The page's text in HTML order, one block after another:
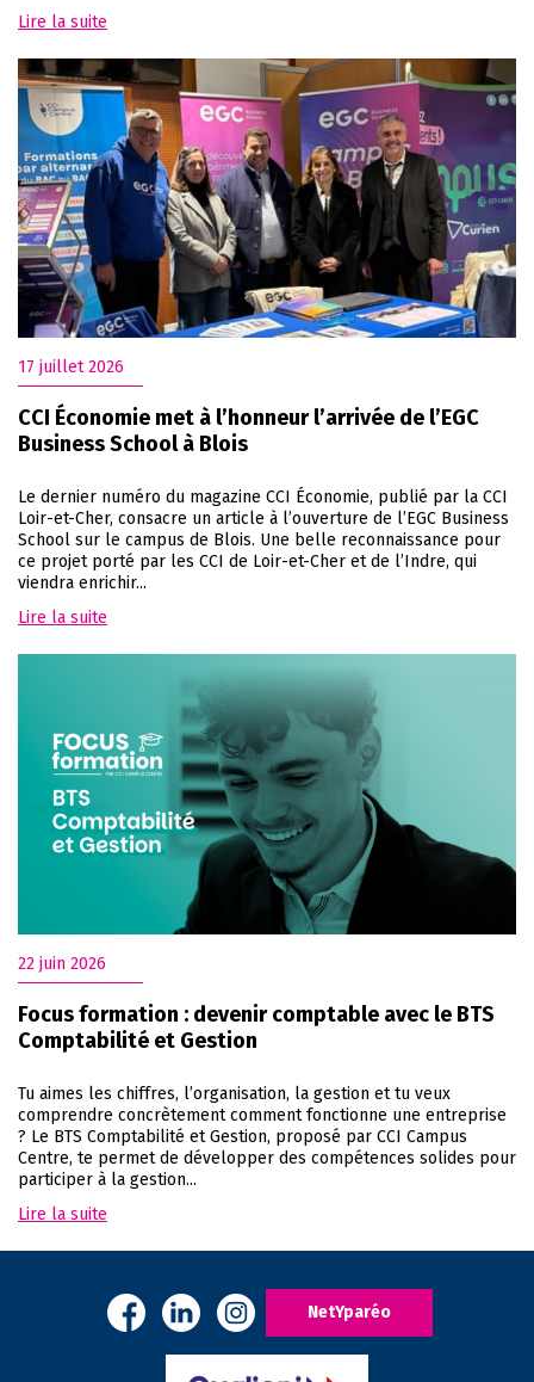
Lire la suite
17 juillet 2026
CCI Économie met à l’honneur l’arrivée de l’EGC
Business School à Blois
Le dernier numéro du magazine CCI Économie, publié par la CCI
Loir-et-Cher, consacre un article à l’ouverture de l’EGC Business
School sur le campus de Blois. Une belle reconnaissance pour
ce projet porté par les CCI de Loir-et-Cher et de l’Indre, qui
viendra enrichir...
Lire la suite
22 juin 2026
Focus formation : devenir comptable avec le BTS
Comptabilité et Gestion
Tu aimes les chiffres, l’organisation, la gestion et tu veux
comprendre concrètement comment fonctionne une entreprise
? Le BTS Comptabilité et Gestion, proposé par CCI Campus
Centre, te permet de développer des compétences solides pour
participer à la gestion...
Lire la suite
NetYparéo